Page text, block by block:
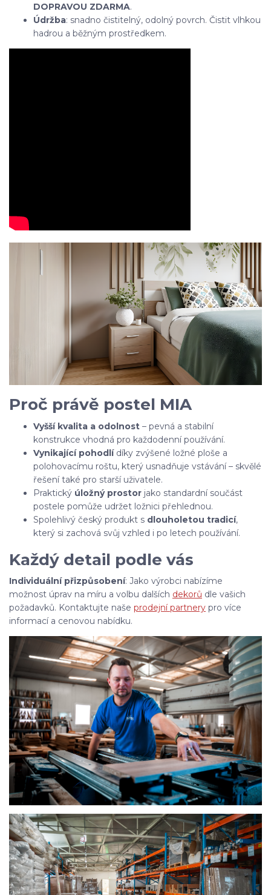
DOPRAVOU ZDARMA.
Údržba: snadno čistitelný, odolný povrch. Čistit vlhkou
hadrou a běžným prostředkem.
Proč právě postel MIA
Vyšší kvalita a odolnost – pevná a stabilní
konstrukce vhodná pro každodenní používání.
Vynikající pohodlídíky zvýšené ložné ploše a
polohovacímu roštu, který usnadňuje vstávání – skvělé
řešení také pro starší uživatele.
Praktický úložný prostor jako standardní součást
postele pomůže udržet ložnici přehlednou.
Spolehlivý český produkt s dlouholetou tradicí,
který si zachová svůj vzhled i po letech používání.
Každý detail podle vás
Individuální přizpůsobení: Jako výrobci nabízíme
možnost úprav na míru a volbu dalších dekorů dle vašich
požadavků. Kontaktujte naše prodejní partnery pro více
informací a cenovou nabídku.